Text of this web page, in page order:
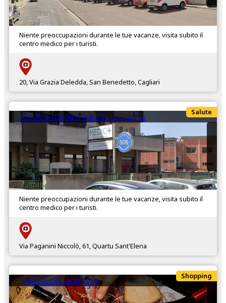
Niente preoccupazioni durante le tue vacanze, visita subito il
centro medico per i turisti.
20, Via Grazia Deledda, San Benedetto, Cagliari
Centro medico turistico Quartu
Niente preoccupazioni durante le tue vacanze, visita subito il
centro medico per i turisti.
Via Paganini Niccolò, 61, Quartu Sant'Elena
Salute
Sapori di Sardegna Shopping